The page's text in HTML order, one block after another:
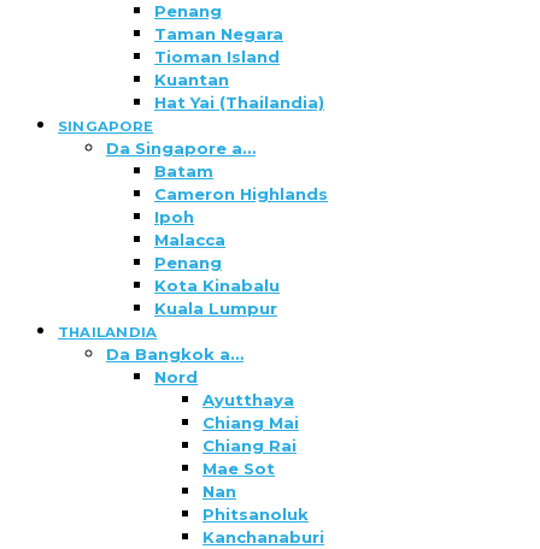
Penang
Taman Negara
Tioman Island
Kuantan
Hat Yai (Thailandia)
SINGAPORE
Da Singapore a…
Batam
Cameron Highlands
Ipoh
Malacca
Penang
Kota Kinabalu
Kuala Lumpur
THAILANDIA
Da Bangkok a…
Nord
Ayutthaya
Chiang Mai
Chiang Rai
Mae Sot
Nan
Phitsanoluk
Kanchanaburi